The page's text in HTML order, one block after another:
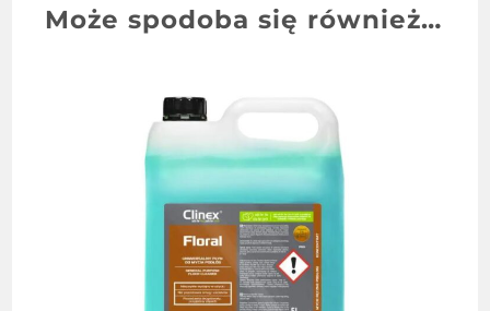
Może spodoba się również…